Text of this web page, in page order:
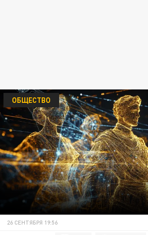
ОБЩЕСТВО
26 СЕНТЯБРЯ 19:56